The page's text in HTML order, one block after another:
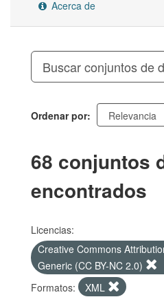
Acerca de
Ordenar por
68 conjuntos
encontrados
Licencias:
Creative Commons
Generic (CC BY-NC 2.0)
Formatos:
XML